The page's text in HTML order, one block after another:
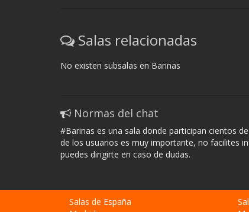
Salas relacionadas
No existen subsalas en Barinas
Normas del chat
#Barinas es una sala donde participan cientos
de los usuarios es muy importante, no facilites
puedes dirigirte en caso de dudas.
Salas de España